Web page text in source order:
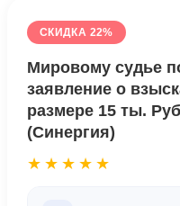
СКИДКА 22%
Мировому судье
заявление о
размере 15 ты.
(Синергия)
★★★★★